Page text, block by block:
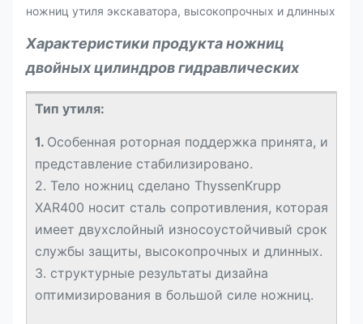
ножниц утиля экскаватора, высокопрочных и длинных
Характеристики продукта ножниц
двойных цилиндров гидравлических
Тип утиля:
1. Особенная роторная поддержка принята, и
представление стабилизировано.
2. Тело ножниц сделано ThyssenKrupp
XAR400 носит сталь сопротивления, которая
имеет двухслойный износоустойчивый срок
службы защиты, высокопрочных и длинных.
3. структурные результаты дизайна
оптимизирования в большой силе ножниц.